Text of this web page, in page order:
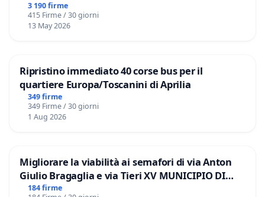
3 190 firme
415 Firme / 30 giorni
13 May 2026
Ripristino immediato 40 corse bus per il
quartiere Europa/Toscanini di Aprilia
349 firme
349 Firme / 30 giorni
1 Aug 2026
Migliorare la viabilità ai semafori di via Anton
Giulio Bragaglia e via Tieri XV MUNICIPIO DI
ROMA
184 firme